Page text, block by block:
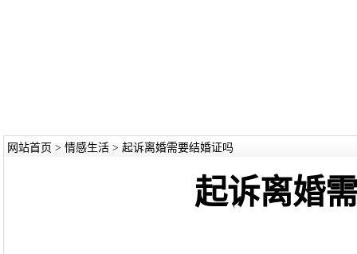
网站首页 > 情感生活> 起诉离婚需要结婚证吗
起诉离婚